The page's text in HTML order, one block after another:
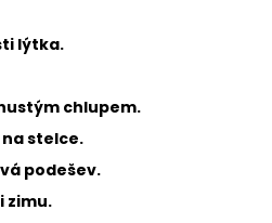
lýtka.
chlupem.
stelce.
podešev.
zimu.